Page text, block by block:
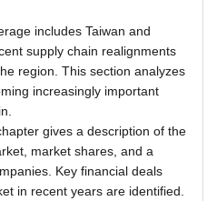
includes Taiwan and
supply chain realignments
region. This section analyzes
increasingly important
gives a description of the
market shares, and a
Key financial deals
in recent years are identified.